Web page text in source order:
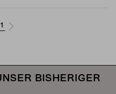
1
BISHERIGER